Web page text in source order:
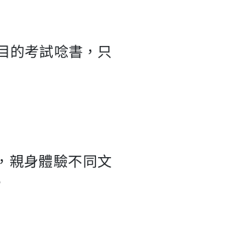
的考試唸書，只
親身體驗不同文